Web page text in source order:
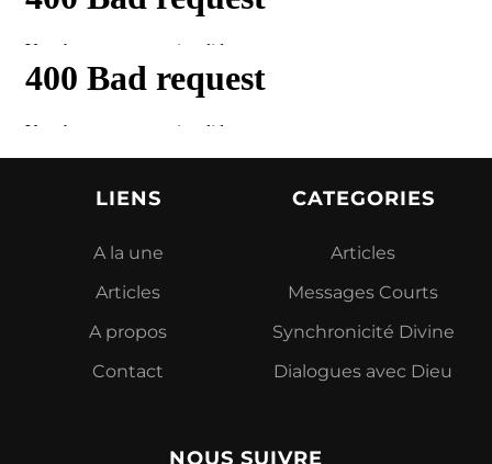
LIENS
A la une
Articles
A propos
Contact
CATEGORIES
Articles
Messages Courts
Synchronicité Divine
Dialogues avec Dieu
NOUS SUIVRE